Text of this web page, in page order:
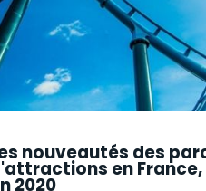
nouveautés des
en France,
2020